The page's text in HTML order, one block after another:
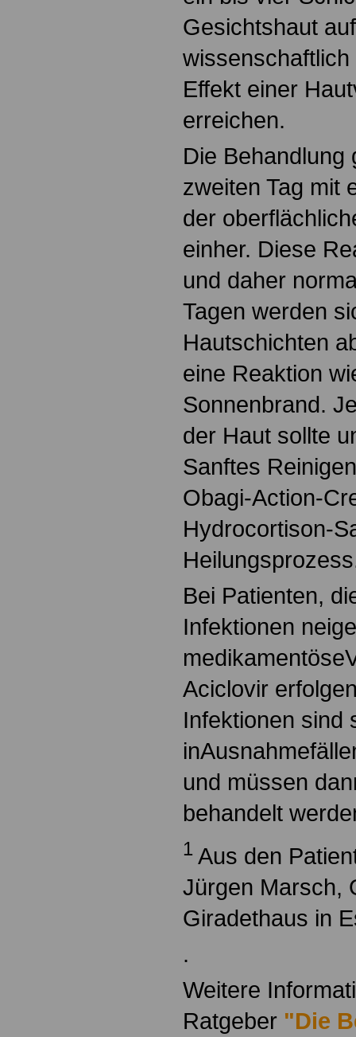
Gesichtshaut
Effekt einer
erreichen.
Die Behandlung
zweiten Tag mit
der
einher. Diese
und daher
Tagen werden
Hautschichten
eine Reaktion
Sonnenbrand.
der Haut sollte
Sanftes
Obagi-Action-
Hydrocortison-
Bei Patienten,
Infektionen
Aciclovir
Infektionen sind
und müssen
behandelt
1 Aus den
Jürgen Marsch,
Giradethaus in
.
Weitere
Ratgeber "Die